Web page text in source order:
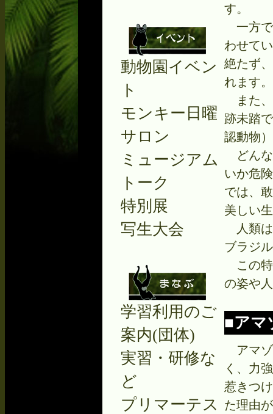
す。
一方で
わせて
絶たず
れます。
また、
跡未踏
認動物
どんな
いか危
では、
美しい
人類は
ブラジ
この特
の姿や
■アマ
アマゾ
く、力
惹きつ
た理由
動物園イベン
ト
モンキー日曜
サロン
ミュージアム
トーク
特別展
写生大会
学習利用のご
案内(団体)
実習・研修な
ど
プリマーテス